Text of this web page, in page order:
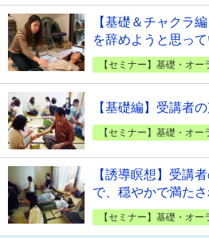
【基礎＆チャクラ
を辞めようと思っ
【セミナー】基礎・オー
【基礎編】受講者
【セミナー】基礎・オー
【誘導瞑想】受講
で、穏やかで満た
【セミナー】基礎・オー